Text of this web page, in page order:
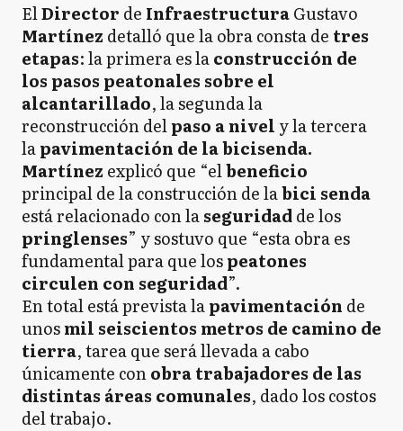
ElDirector de InfraestructuraGustavo
Martínez detalló que la obra consta de tres
etapas: la primera es laconstrucción de
los pasos peatonales sobre el
alcantarillado, la segunda la
reconstrucción delpaso a nivel y la tercera
lapavimentación de la bicisenda.
Martínez explicó que “elbeneficio
principal de la construcción de labici senda
está relacionado con laseguridadde los
pringlenses” y sostuvo que “esta obra es
fundamental para que lospeatones
circulen con seguridad”.
En total está prevista lapavimentación de
unosmil seiscientos metros de camino de
tierra, tarea que será llevada a cabo
únicamente conobra trabajadores de las
distintas áreas comunales, dado los costos
del trabajo.